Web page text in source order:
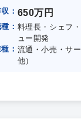
： 650万円
： 料理長・シェフ
ュー開発
： 流通・小売・サ
他）